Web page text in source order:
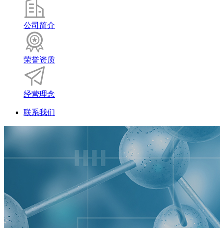
公司简介
荣誉资质
经营理念
联系我们